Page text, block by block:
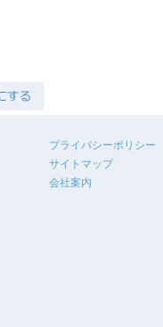
プライバシーポリシー
サイトマップ
会社案内